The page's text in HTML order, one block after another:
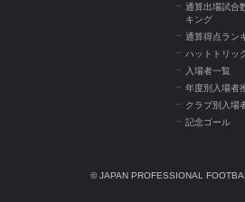
通算出場試合
キング
通算得点ラン
ハットトリッ
入場者一覧
年度別入場者
クラブ別入場
記念ゴール
© JAPAN PROFESSIONAL